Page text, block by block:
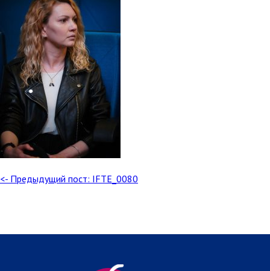
<- Предыдущий пост: IFTE_0080